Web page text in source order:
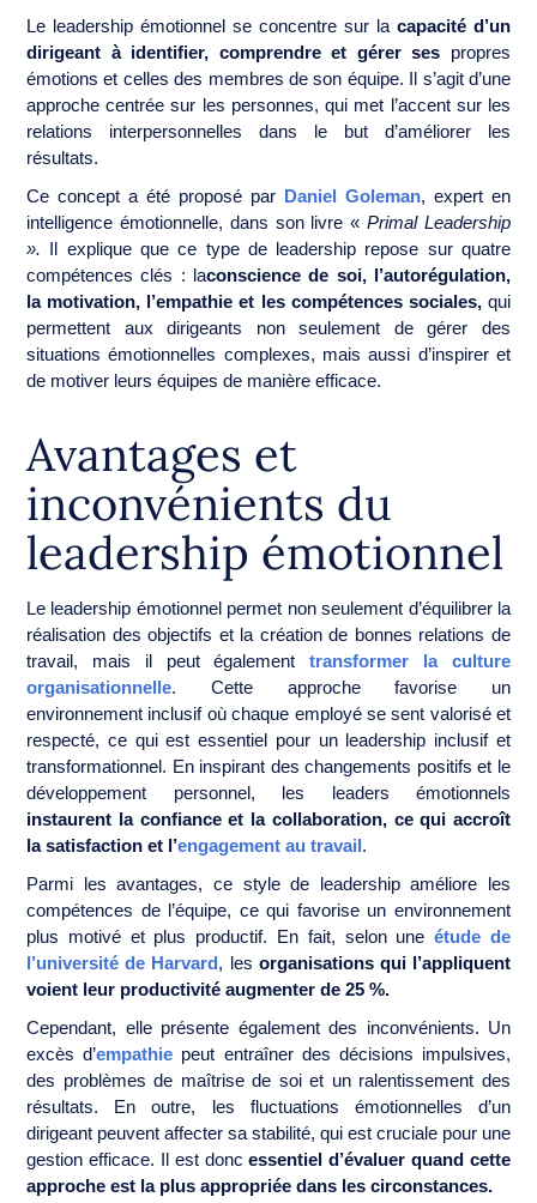
Le leadership émotionnel se concentre sur la capacité d’un
dirigeant à identifier, comprendre et gérer ses propres
émotions et celles des membres de son équipe. Il s’agit d’une
approche centrée sur les personnes, qui met l’accent sur les
relations interpersonnelles dans le but d’améliorer les
résultats.
Ce concept a été proposé par Daniel Goleman, expert en
intelligence émotionnelle, dans son livre «Primal Leadership
». Il explique que ce type de leadership repose sur quatre
compétences clés : laconscience de soi, l’autorégulation,
la motivation, l’empathie et les compétences sociales,qui
permettent aux dirigeants non seulement de gérer des
situations émotionnelles complexes, mais aussi d’inspirer et
de motiver leurs équipes de manière efficace.
Avantages et
inconvénients du
leadership émotionnel
Le leadership émotionnel permet non seulement d’équilibrer la
réalisation des objectifs et la création de bonnes relations de
travail, mais il peut égalementtransformer la culture
organisationnelle. Cette approche favorise un
environnement inclusif où chaque employé se sent valorisé et
respecté, ce qui est essentiel pour un leadership inclusif et
transformationnel. En inspirant des changements positifs et le
développement personnel, les leaders émotionnels
instaurent la confiance et la collaboration, ce qui accroît
la satisfaction et l’engagement au travail.
Parmi les avantages, ce style de leadership améliore les
compétences de l’équipe, ce qui favorise un environnement
plus motivé et plus productif. En fait, selon uneétude de
l’université de Harvard, les organisations qui l’appliquent
voient leur productivité augmenter de 25 %.
Cependant, elle présente également des inconvénients. Un
excès d’empathie peut entraîner des décisions impulsives,
des problèmes de maîtrise de soi et un ralentissement des
résultats. En outre, les fluctuations émotionnelles d’un
dirigeant peuvent affecter sa stabilité, qui est cruciale pour une
gestion efficace. Il est donc essentiel d’évaluer quand cette
approche est la plus appropriée dans les circonstances.